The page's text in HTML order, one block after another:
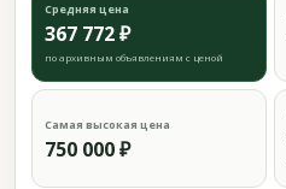
Средняя цена
367 772 ₽
по архивным объявлениям с ценой
Самая высокая цена
750 000 ₽